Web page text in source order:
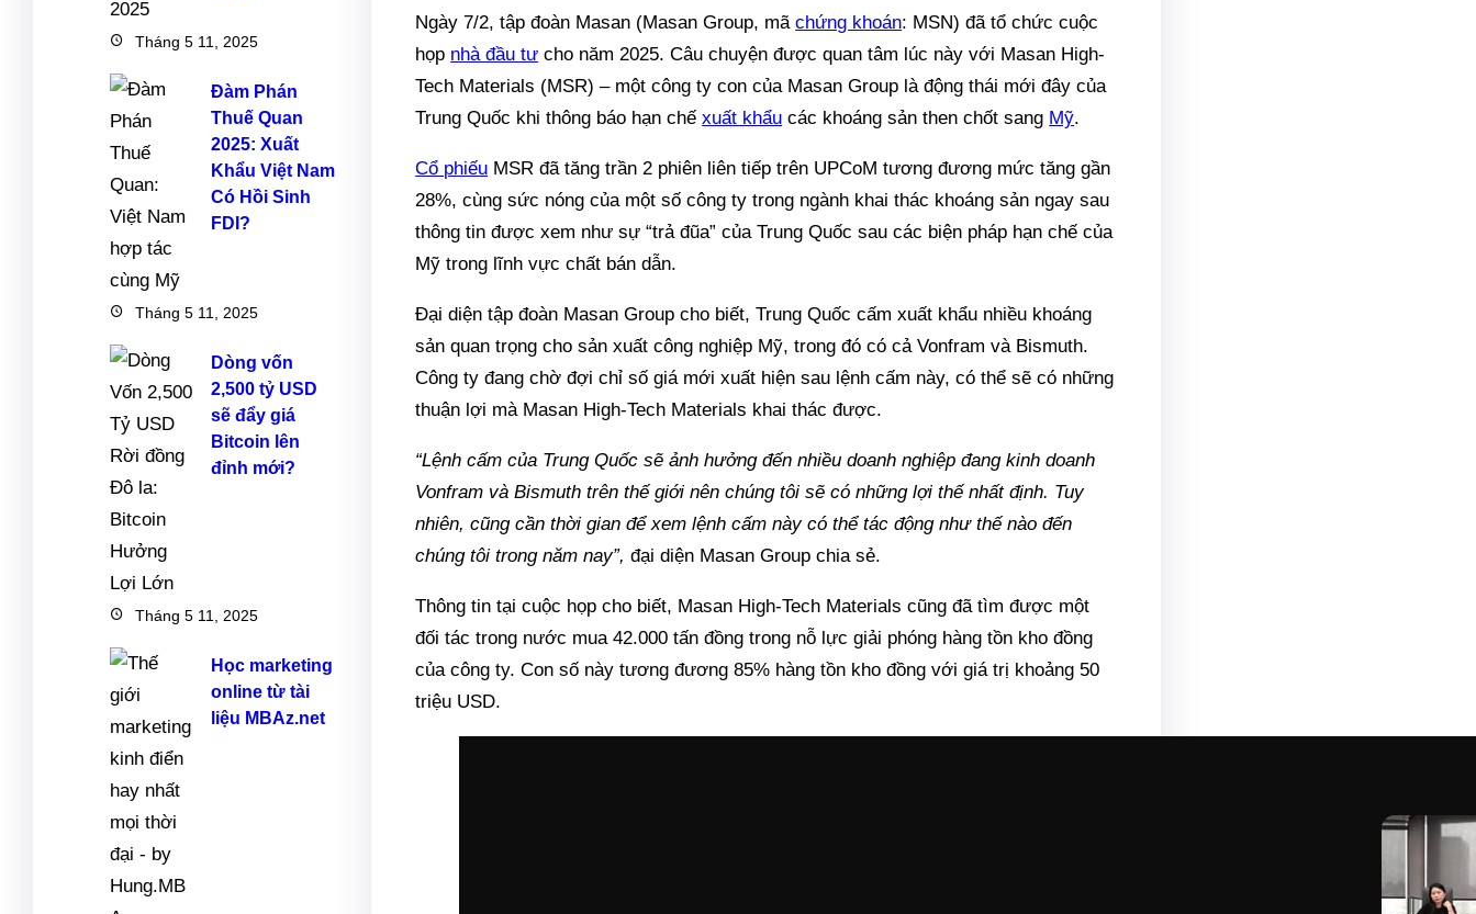
Tháng 5 11, 2025
Đàm Phán
Thuế Quan
2025: Xuất
Khẩu Việt Nam
Có Hồi Sinh
FDI?
Tháng 5 11, 2025
Dòng vốn
2,500 tỷ USD
sẽ đẩy giá
Bitcoin lên
đỉnh mới?
Tháng 5 11, 2025
Học marketing
online từ tài
liệu MBAz.net
Ngày 7/2, tập đoàn Masan (Masan Group, mãchứng khoán: MSN) đã tổ chức cuộc
họp nhà đầu tư cho năm 2025. Câu chuyện được quan tâm lúc này với Masan High-
Tech Materials (MSR) – một công ty con của Masan Group là động thái mới đây của
Trung Quốc khi thông báo hạn chếxuất khẩu các khoáng sản then chốt sang Mỹ.
Cổ phiếu MSR đã tăng trần 2 phiên liên tiếp trên UPCoM tương đương mức tăng gần
28%, cùng sức nóng của một số công ty trong ngành khai thác khoáng sản ngay sau
thông tin được xem như sự “trả đũa” của Trung Quốc sau các biện pháp hạn chế của
Mỹ trong lĩnh vực chất bán dẫn.
Đại diện tập đoàn Masan Group cho biết, Trung Quốc cấm xuất khẩu nhiều khoáng
sản quan trọng cho sản xuất công nghiệp Mỹ, trong đó có cả Vonfram và Bismuth.
Công ty đang chờ đợi chỉ số giá mới xuất hiện sau lệnh cấm này, có thể sẽ có những
thuận lợi mà Masan High-Tech Materials khai thác được.
“Lệnh cấm của Trung Quốc sẽ ảnh hưởng đến nhiều doanh nghiệp đang kinh doanh
Vonfram và Bismuth trên thế giới nên chúng tôi sẽ có những lợi thế nhất định. Tuy
nhiên, cũng cần thời gian để xem lệnh cấm này có thể tác động như thế nào đến
chúng tôi trong năm nay”,đại diện Masan Group chia sẻ.
Thông tin tại cuộc họp cho biết, Masan High-Tech Materials cũng đã tìm được một
đối tác trong nước mua 42.000 tấn đồng trong nỗ lực giải phóng hàng tồn kho đồng
của công ty. Con số này tương đương 85% hàng tồn kho đồng với giá trị khoảng 50
triệu USD.